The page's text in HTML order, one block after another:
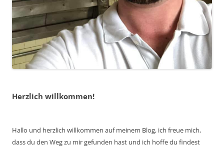
Herzlich willkommen!
Hallo und herzlich willkommen auf meinem Blog, ich freue mich,
dass du den Weg zu mir gefunden hast und ich hoffe du findest